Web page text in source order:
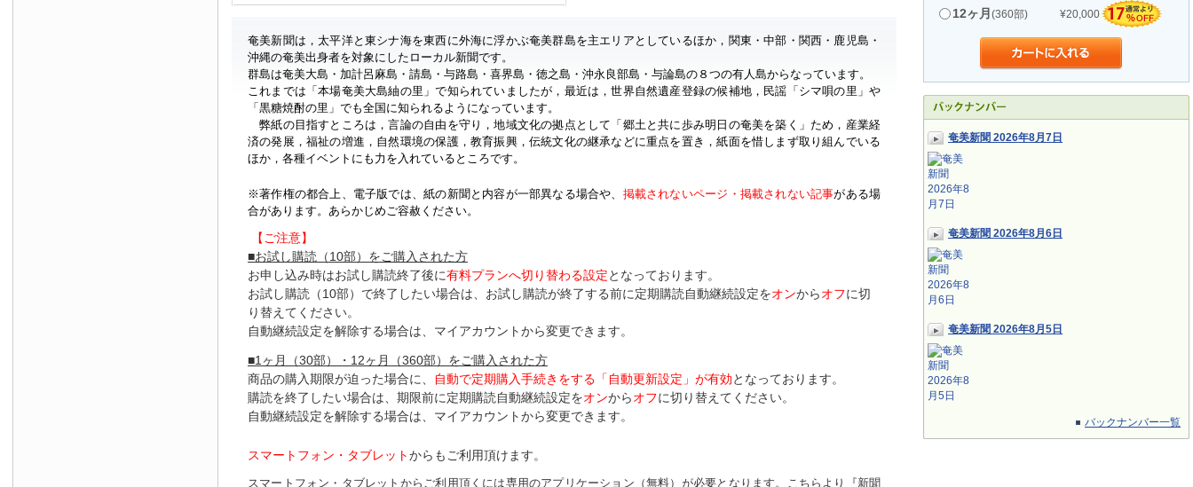
12ヶ月 (360部) ¥20,000
奄美新聞 2026年8月7日
奄美新聞 2026年8月6日
奄美新聞 2026年8月5日
バックナンバー一覧
奄美新聞は，太平洋と東シナ海を東西に外海に浮かぶ奄美群島を主エリアとしているほか，関東・中部・関西・鹿児島・
沖縄の奄美出身者を対象にしたローカル新聞です。
群島は奄美大島・加計呂麻島・請島・与路島・喜界島・徳之島・沖永良部島・与論島の８つの有人島からなっています。
これまでは「本場奄美大島紬の里」で知られていましたが，最近は，世界自然遺産登録の候補地，民謡「シマ唄の里」や
「黒糖焼酎の里」でも全国に知られるようになっています。
弊紙の目指すところは，言論の自由を守り，地域文化の拠点として「郷土と共に歩み明日の奄美を築く」ため，産業経
済の発展，福祉の増進，自然環境の保護，教育振興，伝統文化の継承などに重点を置き，紙面を惜しまず取り組んでいる
ほか，各種イベントにも力を入れているところです。
※著作権の都合上、 電子版では、紙の新聞と内容が一部異なる場合や、 掲載されないページ・掲載されない記事がある場
合があります。あらかじめご容赦ください。
【ご注意】
■お試し購読（10部）をご購入された方
お申し込み時はお試し購読終了後に有料プランへ切り替わる設定となっております。
お試し購読（10部）で終了したい場合は、お試し購読が終了する前に定期購読自動継続設定をオンからオフに切
り替えてください。
自動継続設定を解除する場合は、マイアカウントから変更できます。
■1ヶ月（30部）・12ヶ月（360部）をご購入された方
商品の購入期限が迫った場合に、
自動で定期購入手続きをする「自動更新設定」が有効となっております。
購読を終了したい場合は、期限前に定期購読自動継続設定をオンからオフに切り替えてください。
自動継続設定を解除する場合は、マイアカウントから変更できます。
スマートフォン・タブレットからもご利用頂けます。
スマートフォン・タブレットからご利用頂くには専用のアプリケーション（無料）が必要となります。 こちらより『新聞